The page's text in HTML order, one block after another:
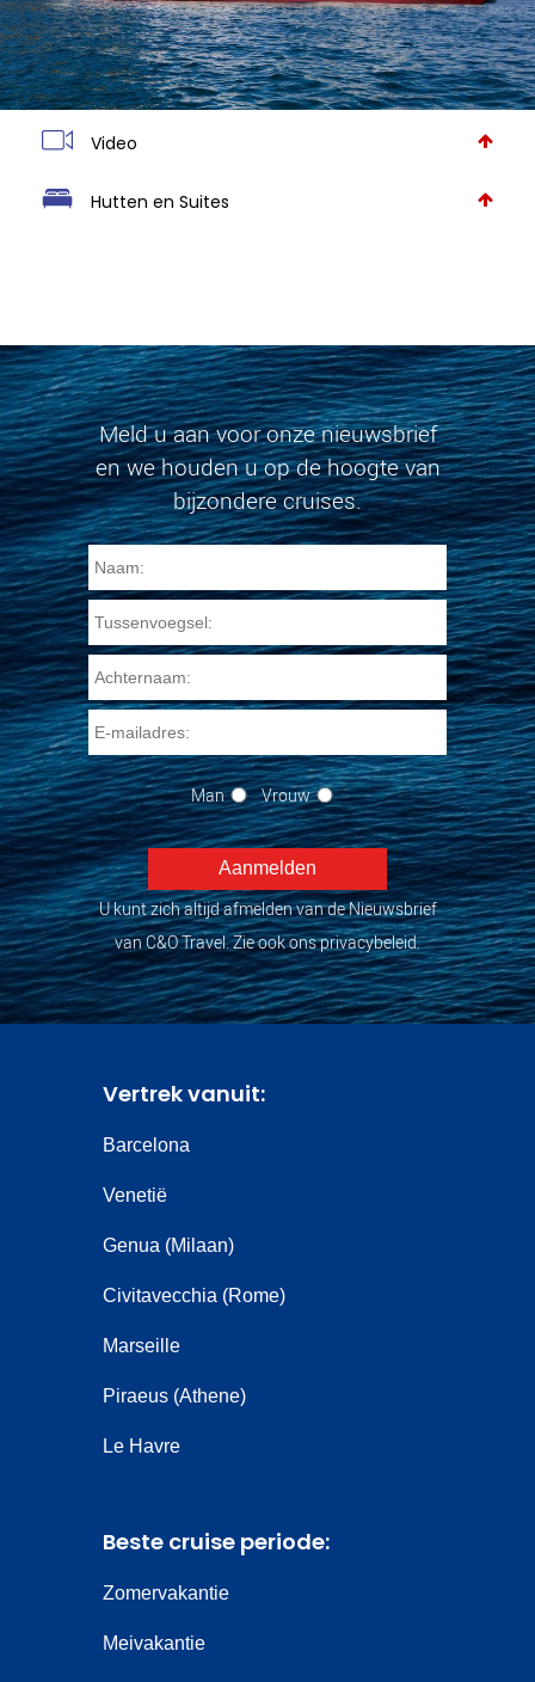
Video
Hutten en Suites
Meld u aan voor onze nieuwsbrief
en we houden u op de hoogte van
bijzondere cruises.
Man Vrouw
U kunt zich altijd afmelden van de Nieuwsbrief
van C&O Travel. Zie ook ons privacybeleid.
Vertrek vanuit:
Barcelona
Venetië
Genua (Milaan)
Civitavecchia (Rome)
Marseille
Piraeus (Athene)
Le Havre
Beste cruise periode:
Zomervakantie
Meivakantie